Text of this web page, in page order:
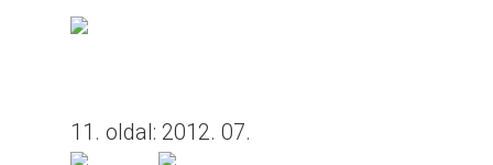
11. oldal: 2012. 07.